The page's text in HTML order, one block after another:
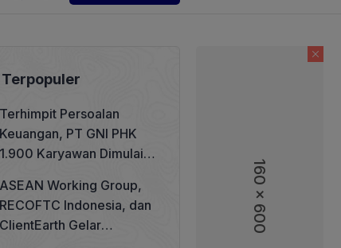
160 x 600
Terhimpit Persoalan
Keuangan, PT GNI PHK
1.900 Karyawan Dimulai 5
ASEAN Working Group,
RECOFTC Indonesia, dan
ClientEarth Gelar